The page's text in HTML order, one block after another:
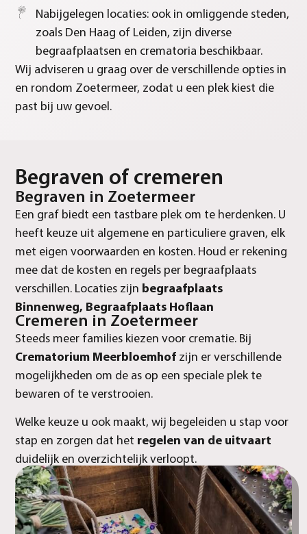
Nabijgelegen locaties: ook in omliggende steden,
zoals Den Haag of Leiden, zijn diverse
begraafplaatsen en crematoria beschikbaar.
Wij adviseren u graag over de verschillende opties in
en rondom Zoetermeer, zodat u een plek kiest die
past bij uw gevoel.
Begraven of cremeren
Begraven in Zoetermeer
Een graf biedt een tastbare plek om te herdenken. U
heeft keuze uit algemene en particuliere graven, elk
met eigen voorwaarden en kosten. Houd er rekening
mee dat de kosten en regels per begraafplaats
verschillen. Locaties zijn begraafplaats
Binnenweg, Begraafplaats Hoflaan
Cremeren in Zoetermeer
Steeds meer families kiezen voor crematie. Bij
Crematorium Meerbloemhof zijn er verschillende
mogelijkheden om de as op een speciale plek te
bewaren of te verstrooien.
Welke keuze u ook maakt, wij begeleiden u stap voor
stap en zorgen dat het regelen van de uitvaart
duidelijk en overzichtelijk verloopt.